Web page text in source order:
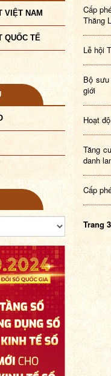
VIỆT NAM
QUỐC TẾ
Cấp
Thăng
Lễ hội
Bộ
giới
Hoạt
Tăng
danh
Cấp
Trang